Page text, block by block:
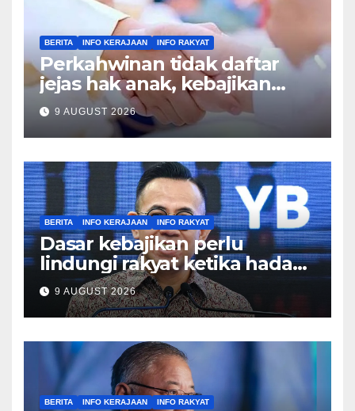
BERITA INFO KERAJAAN INFO RAKYAT
Perkahwinan tidak daftar
jejas hak anak, kebajikan
keluarga – Zulkifli
9 AUGUST 2026
BERITA INFO KERAJAAN INFO RAKYAT
Dasar kebajikan perlu
lindungi rakyat ketika hadapi
kesusahan – Sim
9 AUGUST 2026
BERITA INFO KERAJAAN INFO RAKYAT